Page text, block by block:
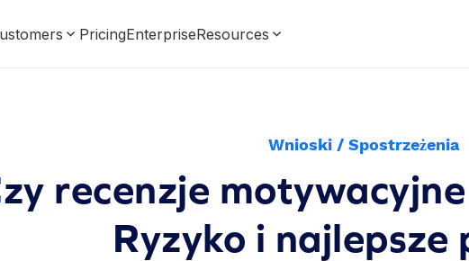
PricingEnterpriseResources
Wnioski / Spostrzeżenia
recenzje
Ryzyko i